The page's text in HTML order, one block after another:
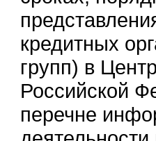
кредитных
групп) в
Российской
перечне